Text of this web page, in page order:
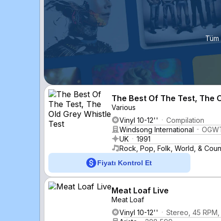
Tüm
The Best Of The Test, The
Various
Vinyl 10-12''
Compilation
Windsong International
UK
1991
Rock, Pop, Folk, World, &
Fiyatı Kontrol Et
Meat Loaf Live
Meat Loaf
Vinyl 10-12''
Stereo, 45